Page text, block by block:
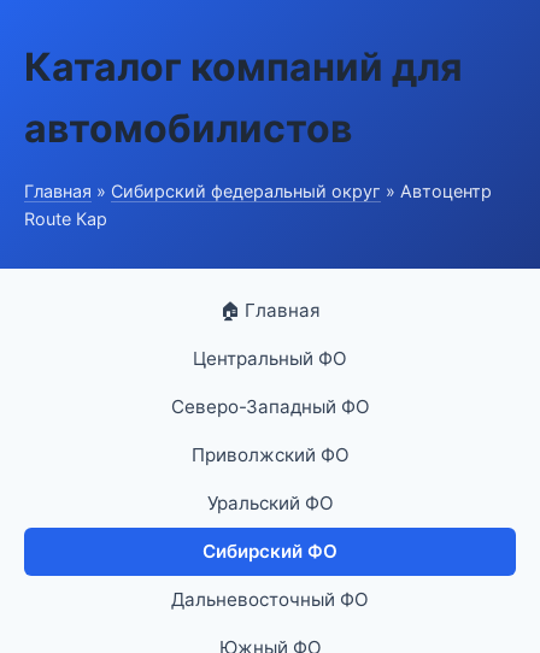
Каталог компаний для
автомобилистов
Главная » Сибирский федеральный округ » Автоцентр
Route Кар
🏠 Главная
Центральный ФО
Северо-Западный ФО
Приволжский ФО
Уральский ФО
Сибирский ФО
Дальневосточный ФО
Южный ФО